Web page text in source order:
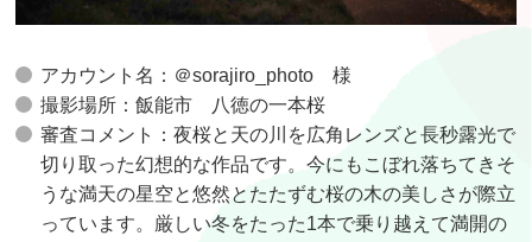
アカウント名：＠sorajiro_photo 様
撮影場所：飯能市 八徳の一本桜
審査コメント：夜桜と天の川を広角レンズと長秒露光で
切り取った幻想的な作品です。今にもこぼれ落ちてきそ
うな満天の星空と悠然とたたずむ桜の木の美しさが際立
っています。厳しい冬をたった1本で乗り越えて満開の